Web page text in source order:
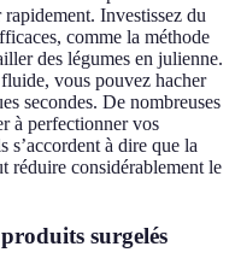
Investissez du
comme la méthode
des légumes en julienne.
vous pouvez hacher
secondes. De nombreuses
à perfectionner vos
s’accordent à dire que la
réduire considérablement le
surgelés